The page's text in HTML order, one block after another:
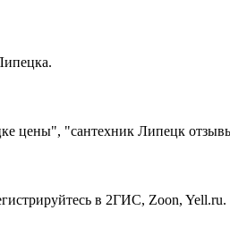
цены", "сантехник Липецк
в 2ГИС, Zoon,